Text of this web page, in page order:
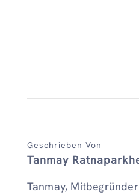
Geschrieben Von
Tanmay
Tanmay,